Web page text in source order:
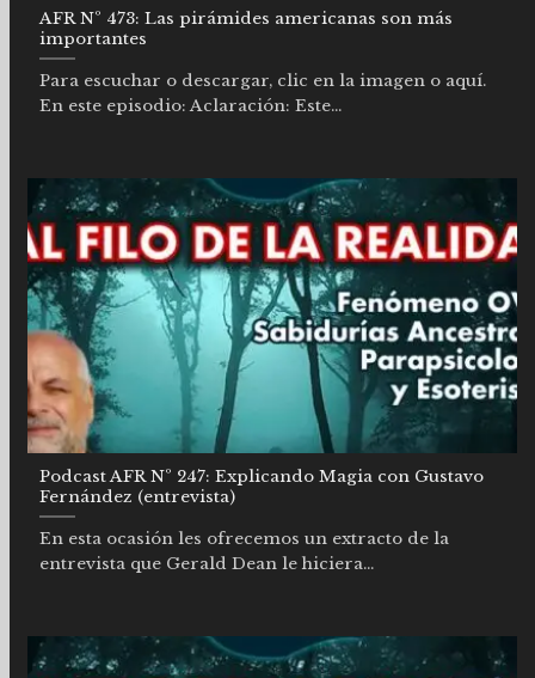
AFR Nº 473: Las pirámides americanas son más
importantes
Para escuchar o descargar, clic en la imagen o aquí.
En este episodio: Aclaración: Este...
Podcast AFR Nº 247: Explicando Magia con Gustavo
Fernández (entrevista)
En esta ocasión les ofrecemos un extracto de la
entrevista que Gerald Dean le hiciera...